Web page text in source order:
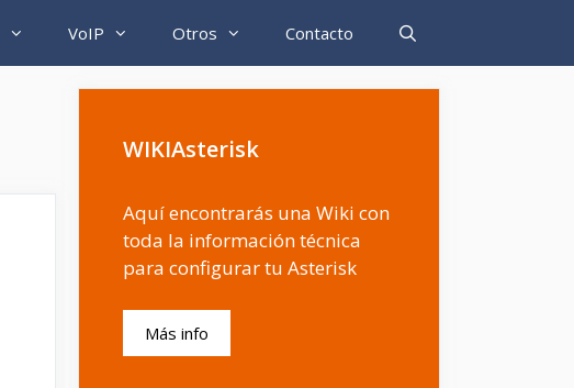
VoIP Otros Contacto
WIKIAsterisk
Aquí encontrarás una Wiki con
toda la información técnica
para configurar tu Asterisk
Más info